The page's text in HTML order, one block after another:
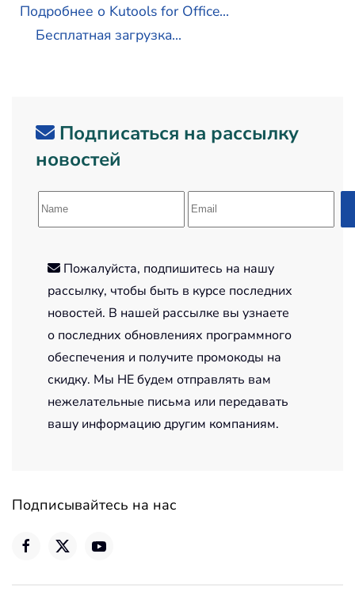
Подробнее о Kutools for Office...
Бесплатная загрузка...
Подписаться на рассылку
новостей
Пожалуйста, подпишитесь на нашу
рассылку, чтобы быть в курсе последних
новостей. В нашей рассылке вы узнаете
о последних обновлениях программного
обеспечения и получите промокоды на
скидку. Мы НЕ будем отправлять вам
нежелательные письма или передавать
вашу информацию другим компаниям.
Подписывайтесь на нас